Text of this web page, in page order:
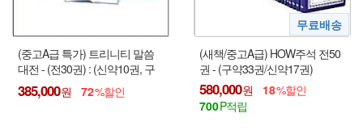
(중고A급 특가) 트리니티 말씀
대전 - (전30권) : (신약10권, 구
약20권)
385,000 72
(새책/중고A급) HOW주석 전50
권 - (구약33권/신약17권)
580,000
18
700